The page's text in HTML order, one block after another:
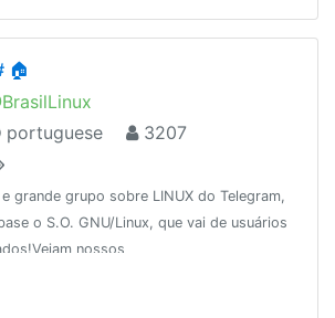
🏠
portuguese
3207
grupo sobre LINUX do Telegram,
o S.O. GNU/Linux, que vai de usuários
nossos
parceirosDesde: 16/11/2015